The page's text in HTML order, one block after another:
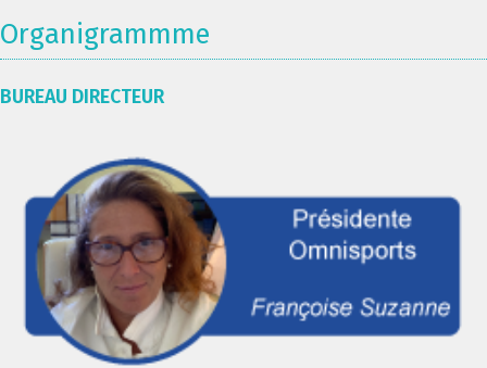
Organigrammme
BUREAU DIRECTEUR